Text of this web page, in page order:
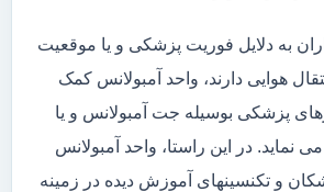
به دلایل فوریت پزشکی و یا موقعیت
هوایی دارند، واحد آمبولانس کمک
پزشکی بوسیله جت آمبولانس و یا
نماید. در این راستا، واحد آمبولانس
و تکنسینهای آموزش دیده در زمینه